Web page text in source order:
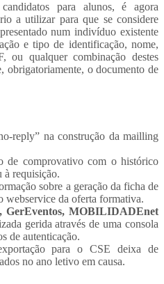
para alunos, é agora
a utilizar para que se considere
num indivíduo existente
e tipo de identificação, nome,
ou qualquer combinação destes
obrigatoriamente, o documento de
reply” na construção da mailling
de comprovativo com o histórico
à requisição.
sobre a geração da ficha de
webservice da oferta formativa.
GerEventos, MOBILIDADEnet
gerida através de uma consola
de autenticação.
para o CSE deixa de
no ano letivo em causa.